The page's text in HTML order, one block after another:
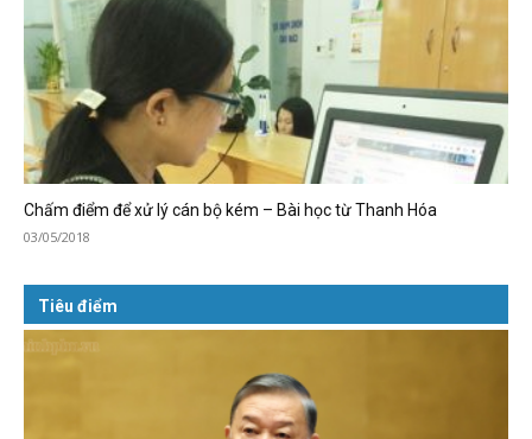
Chấm điểm để xử lý cán bộ kém – Bài học từ Thanh Hóa
03/05/2018
Tiêu điểm